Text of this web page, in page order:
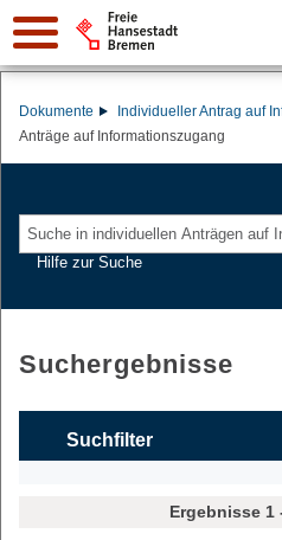
Dokumente Individueller Antrag auf
Anträge auf Informationszugang
Hilfe zur Suche
Suchergebnisse
Suchfilter
Ergebnisse 1